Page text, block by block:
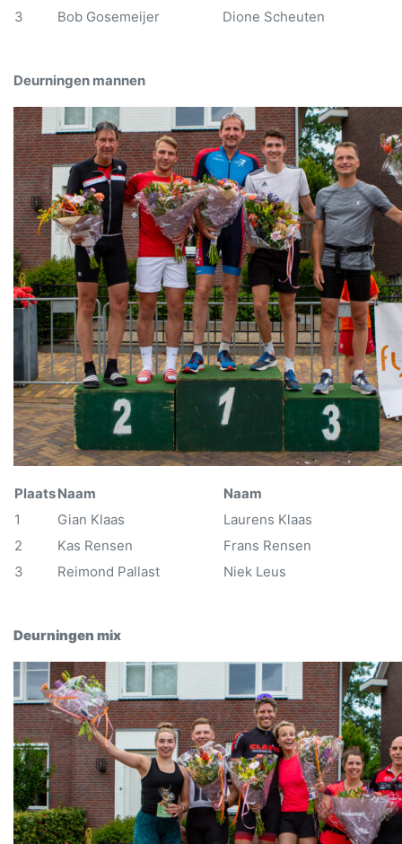
3
Bob Gosemeijer Dione Scheuten
Deurningen mannen
PlaatsNaam
Naam
1
Gian Klaas
Laurens Klaas
2
Kas Rensen
Frans Rensen
3
Reimond Pallast Niek Leus
Deurningen mix